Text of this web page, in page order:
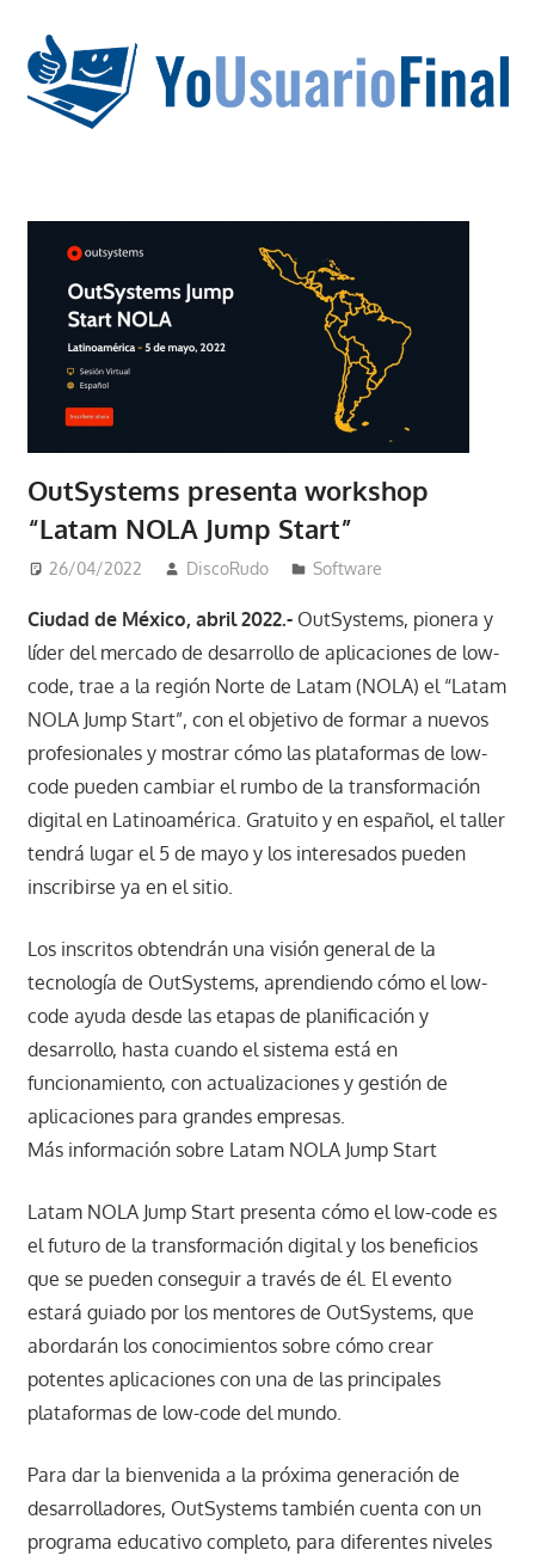
contenido
OutSystems presenta workshop
“Latam NOLA Jump Start”
26/04/2022 DiscoRudo Software
Ciudad de México, abril 2022.-OutSystems, pionera y
líder del mercado de desarrollo de aplicaciones de low-
code, trae a la región Norte de Latam (NOLA) el “Latam
NOLA Jump Start”, con el objetivo de formar a nuevos
profesionales y mostrar cómo las plataformas de low-
code pueden cambiar el rumbo de la transformación
digital en Latinoamérica. Gratuito y en español, el taller
tendrá lugar el 5 de mayo y los interesados pueden
inscribirse ya en el sitio.
Los inscritos obtendrán una visión general de la
tecnología de OutSystems, aprendiendo cómo el low-
code ayuda desde las etapas de planificación y
desarrollo, hasta cuando el sistema está en
funcionamiento, con actualizaciones y gestión de
aplicaciones para grandes empresas.
Más información sobre Latam NOLA Jump Start
Latam NOLA Jump Start presenta cómo el low-code es
el futuro de la transformación digital y los beneficios
que se pueden conseguir a través de él. El evento
estará guiado por los mentores de OutSystems, que
abordarán los conocimientos sobre cómo crear
potentes aplicaciones con una de las principales
plataformas de low-code del mundo.
Para dar la bienvenida a la próxima generación de
desarrolladores, OutSystems también cuenta con un
programa educativo completo, para diferentes niveles